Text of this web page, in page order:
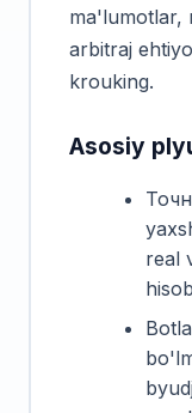
ma'lumotlar,
arbitraj
krouking.
Asosiy
real